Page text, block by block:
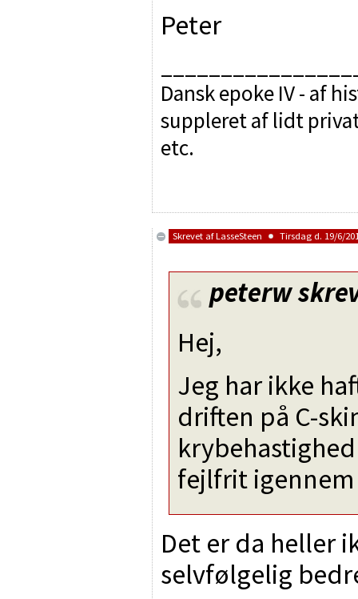
Peter
Dansk epoke IV - af
suppleret af lidt
etc.
Skrevet afLasseSteen Tirsdag d. 19/6/
peterw
Hej,
Jeg har ikke
driften på C-
fejlfrit
Det er da heller
selvfølgelig